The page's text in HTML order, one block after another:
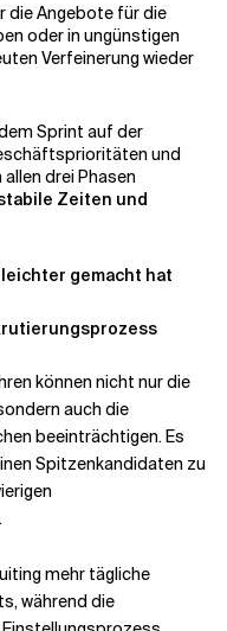
die Angebote für die
oder in ungünstigen
Verfeinerung wieder
Sprint auf der
und
drei Phasen
Zeiten und
gemacht hat
können nicht nur die
auch die
beeinträchtigen. Es
Spitzenkandidaten zu
mehr tägliche
während die